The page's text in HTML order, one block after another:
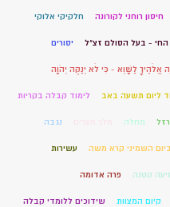
חיסון רוחני לקורונה חלקיקי אלוקי
החי - בעל הסולם זצ"ל יסורים
לַשָּׁוְא - כִּי לֹא יְנַקֶּה יְהֹוָה
ליום תשעה באב לימוד קבלה בקריות
מחלה נגבה
ביום השמיני קרא משה עשירות
קטנה פרה אדומה
קיום המצוות שידוכים ללומדי קבלה